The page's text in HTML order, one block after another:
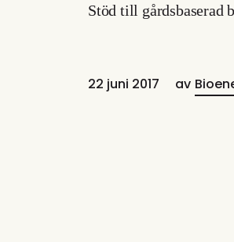
Stöd till
22 juni 2017 av